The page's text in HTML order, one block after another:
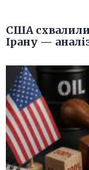
США схвалили
Ірану —